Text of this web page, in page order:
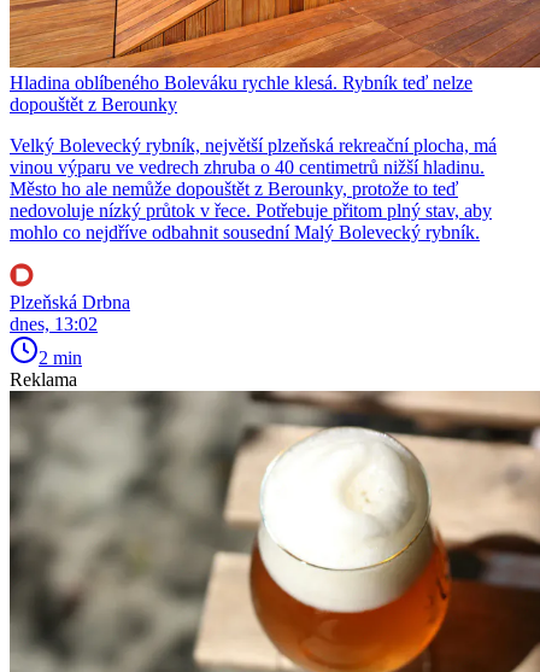
Hladina oblíbeného Boleváku rychle klesá. Rybník teď nelze
dopouštět z Berounky
Velký Bolevecký rybník, největší plzeňská rekreační plocha, má
vinou výparu ve vedrech zhruba o 40 centimetrů nižší hladinu.
Město ho ale nemůže dopouštět z Berounky, protože to teď
nedovoluje nízký průtok v řece. Potřebuje přitom plný stav, aby
mohlo co nejdříve odbahnit sousední Malý Bolevecký rybník.
Plzeňská Drbna
dnes, 13:02
2 min
Reklama